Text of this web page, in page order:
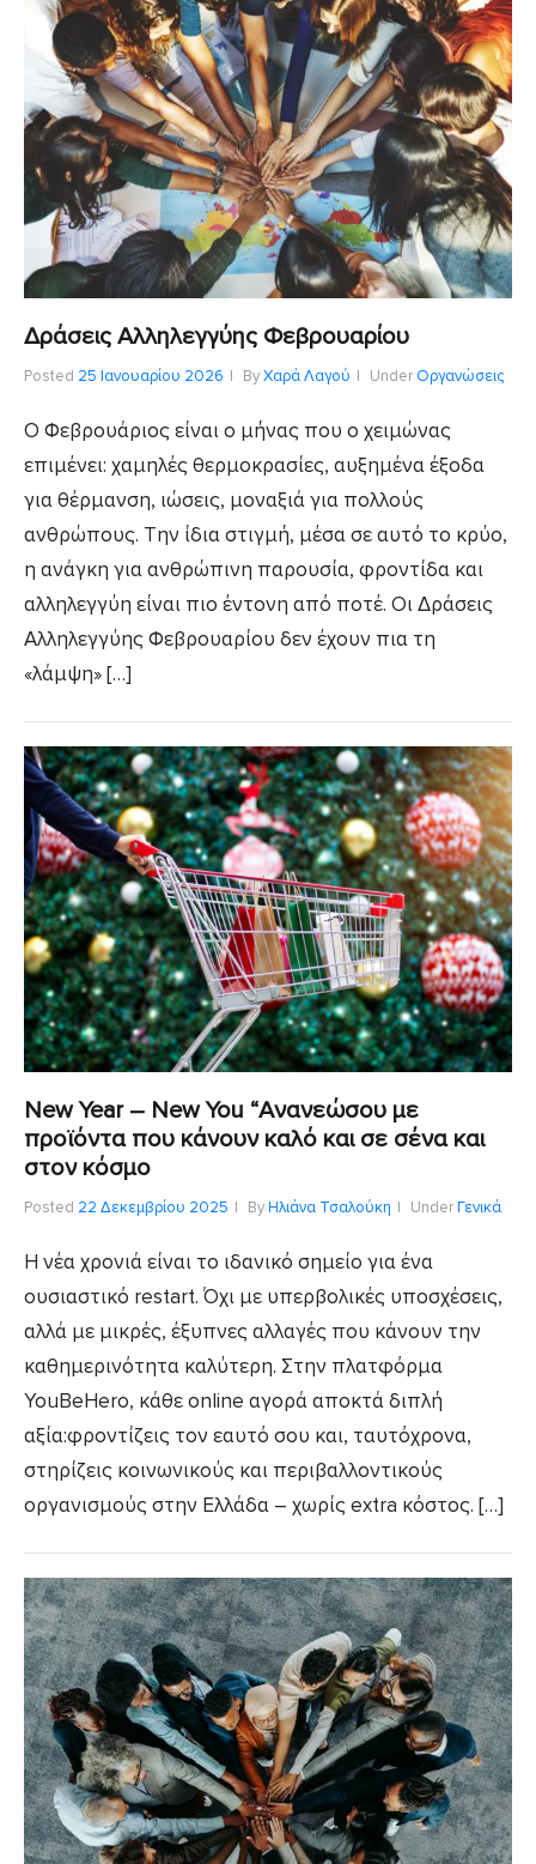
Δράσεις Αλληλεγγύης Φεβρουαρίου
Posted 25 Ιανουαρίου 2026 ByΧαρά Λαγού Under Οργανώσεις
Ο Φεβρουάριος είναι ο μήνας που ο χειμώνας
επιμένει: χαμηλές θερμοκρασίες, αυξημένα έξοδα
για θέρμανση, ιώσεις, μοναξιά για πολλούς
ανθρώπους. Την ίδια στιγμή, μέσα σε αυτό το κρύο,
η ανάγκη για ανθρώπινη παρουσία, φροντίδα και
αλληλεγγύη είναι πιο έντονη από ποτέ. Οι Δράσεις
Αλληλεγγύης Φεβρουαρίου δεν έχουν πια τη
«λάμψη» […]
New Year – New You “Ανανεώσου με
προϊόντα που κάνουν καλό και σε σένα και
στον κόσμο
Posted 22 Δεκεμβρίου 2025 ByΗλιάνα Τσαλούκη UnderΓενικά
Η νέα χρονιά είναι το ιδανικό σημείο για ένα
ουσιαστικό restart. Όχι με υπερβολικές υποσχέσεις,
αλλά με μικρές, έξυπνες αλλαγές που κάνουν την
καθημερινότητα καλύτερη. Στην πλατφόρμα
YouBeHero, κάθε online αγορά αποκτά διπλή
αξία:φροντίζεις τον εαυτό σου και, ταυτόχρονα,
στηρίζεις κοινωνικούς και περιβαλλοντικούς
οργανισμούς στην Ελλάδα – χωρίς extra κόστος. […]